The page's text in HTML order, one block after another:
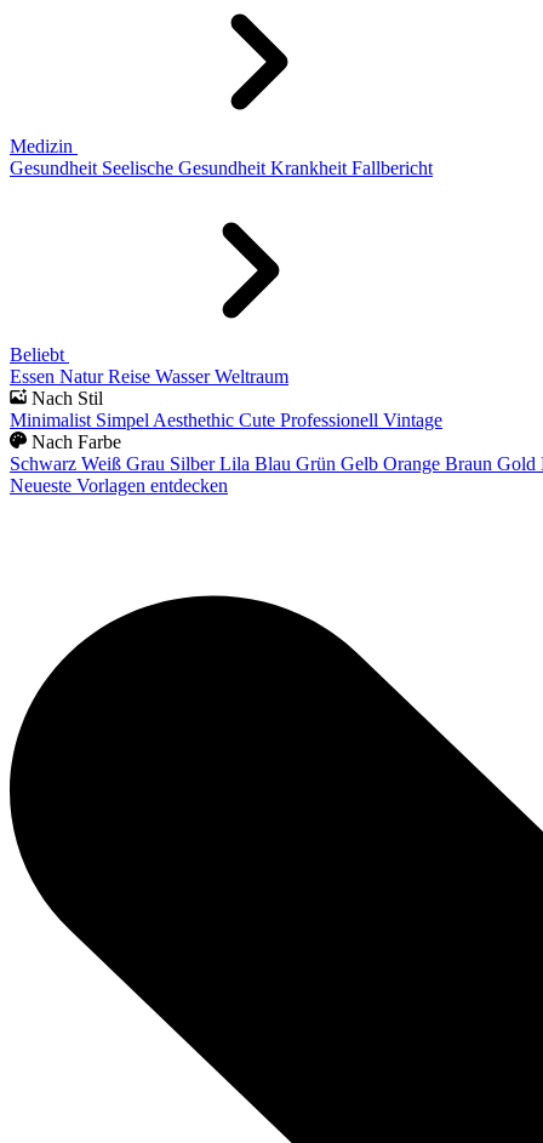
Medizin
Gesundheit Seelische Gesundheit Krankheit Fallbericht
Beliebt
Essen Natur Reise Wasser Weltraum
Nach Stil
Minimalist Simpel Aesthethic Cute Professionell Vintage
Nach Farbe
Schwarz Weiß Grau Silber Lila Blau Grün Gelb Orange Braun Gold
Neueste Vorlagen entdecken